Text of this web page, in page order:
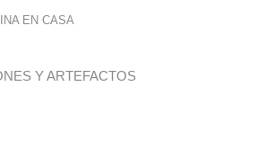
EN CASA
Y ARTEFACTOS